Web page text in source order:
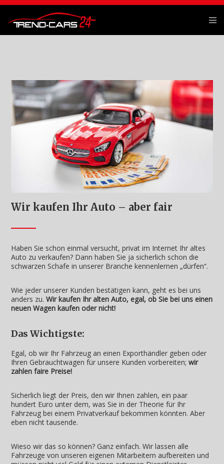
Wir kaufen Ihr Auto – aber fair
Haben Sie schon einmal versucht, privat im Internet Ihr altes
Auto zu verkaufen? Dann haben Sie ja sicherlich schon die
schwarzen Schafe in unserer Branche kennenlernen „dürfen“.
Wie jeder unserer Kunden bestätigen kann, geht es bei uns
anders zu.Wir kaufen Ihr alten Auto, egal, ob Sie bei uns einen
neuen Wagen kaufen oder nicht!
Das Wichtigste:
Egal, ob wir Ihr Fahrzeug an einen Exporthändler geben oder
Ihren Gebrauchtwagen für unsere Kunden vorbereiten;wir
zahlen faire Preise!
Sicherlich liegt der Preis, den wir Ihnen zahlen, ein paar
hundert Euro unter dem, was Sie in der Theorie für Ihr
Fahrzeug bei einem Privatverkauf bekommen könnten. Aber
eben nicht tausende.
Wieso wir das so können? Ganz einfach. Wir lassen alle
Fahrzeuge von unseren eigenen Mitarbeitern aufbereiten und